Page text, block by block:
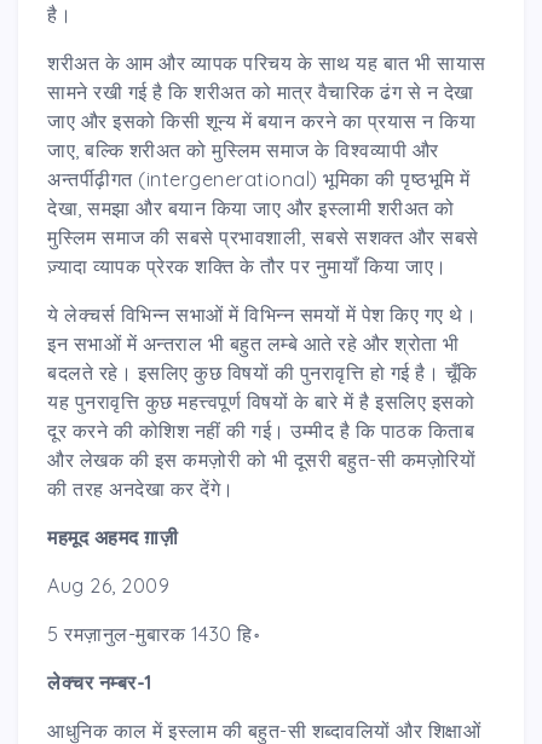
है।
शरीअत के आम और व्यापक परिचय के साथ यह बात भी सायास
सामने रखी गई है कि शरीअत को मात्र वैचारिक ढंग से न देखा
जाए और इसको किसी शून्य में बयान करने का प्रयास न किया
जाए, बल्कि शरीअत को मुस्लिम समाज के विश्वव्यापी और
अन्तर्पीढ़ीगत (intergenerational) भूमिका की पृष्ठभूमि में
देखा, समझा और बयान किया जाए और इस्लामी शरीअत को
मुस्लिम समाज की सबसे प्रभावशाली, सबसे सशक्त और सबसे
ज़्यादा व्यापक प्रेरक शक्ति के तौर पर नुमायाँ किया जाए।
ये लेक्चर्स विभिन्न सभाओं में विभिन्न समयों में पेश किए गए थे।
इन सभाओं में अन्तराल भी बहुत लम्बे आते रहे और श्रोता भी
बदलते रहे। इसलिए कुछ विषयों की पुनरावृत्ति हो गई है। चूँकि
यह पुनरावृत्ति कुछ महत्त्वपूर्ण विषयों के बारे में है इसलिए इसको
दूर करने की कोशिश नहीं की गई। उम्मीद है कि पाठक किताब
और लेखक की इस कमज़ोरी को भी दूसरी बहुत-सी कमज़ोरियों
की तरह अनदेखा कर देंगे।
महमूद अहमद ग़ाज़ी
Aug 26, 2009
5 रमज़ानुल-मुबारक 1430 हि॰
लेक्चर नम्बर-1
आधुनिक काल में इस्लाम की बहुत-सी शब्दावलियों और शिक्षाओं